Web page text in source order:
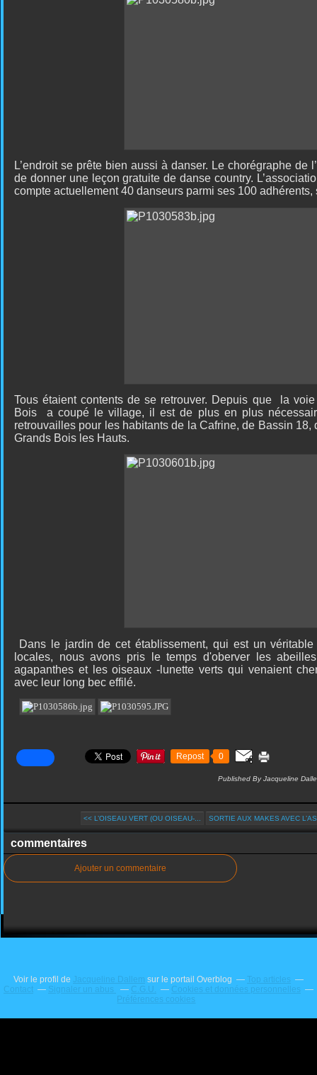
L’endroit se prête bien aussi à danser. Le chorégraphe de
de donner une leçon gratuite de danse country.
compte actuellement 40 danseurs parmi ses 100 adhérents,
Tous étaient contents de se retrouver. Depuis que
la
Bois
a coupé le village, il est de plus en plus
retrouvailles pour les habitants de la Cafrine, de Bassin 18,
Grands Bois les Hauts.
Dans le jardin de cet établissement, qui est un
locales, nous avons pris le temps d'oberver les
agapanthes et les oiseaux -lunette verts qui venaient
avec leur long bec effilé.
Repost 0
Published By Jacqueline
<< L’OISEAU VERT (OU OISEAU-... SORTIE AUX MAKES AVEC
commentaires
Ajouter un commentaire
Voir le profil de Jacqueline Dallem sur le portail Overblog
Top articles
Contact
Signaler un abus C.G.U.
Cookies et données personnelles
Préférences cookies